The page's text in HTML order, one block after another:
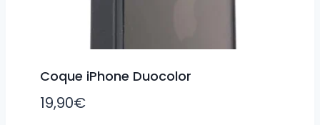
Coque iPhone Duocolor
19,90€